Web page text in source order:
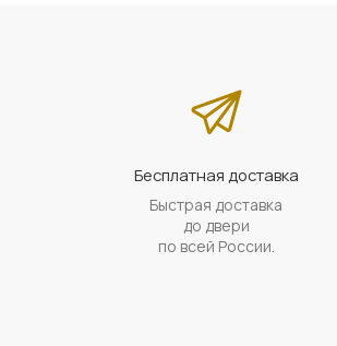
Бесплатная доставка
Быстрая доставка
до двери
по всей России.